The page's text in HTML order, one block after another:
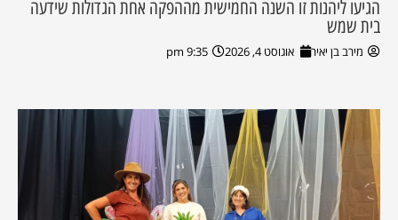
הגיעו ליהנות זו השנה החמישית מההפקה אחת הגדולות שידעה
בית שמש
מירב בן יאיר אוגוסט 4, 2026 9:35 pm